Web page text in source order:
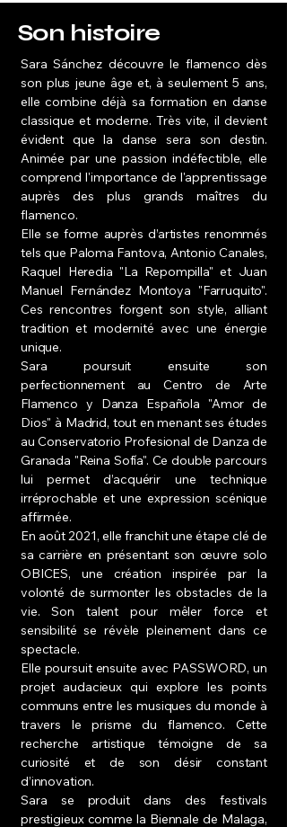
Son histoire
Sara Sánchez découvre le flamenco dès
son plus jeune âge et, à seulement 5 ans,
elle combine déjà sa formation en danse
classique et moderne. Très vite, il devient
évident que la danse sera son destin.
Animée par une passion indéfectible, elle
comprend l'importance de l'apprentissage
auprès des plus grands maîtres du
flamenco.
Elle se forme auprès d’artistes renommés
tels que Paloma Fantova, Antonio Canales,
Raquel Heredia "La Repompilla" et Juan
Manuel Fernández Montoya "Farruquito".
Ces rencontres forgent son style, alliant
tradition et modernité avec une énergie
unique.
Sara poursuit ensuite son
perfectionnement au Centro de Arte
Flamenco y Danza Española "Amor de
Dios" à Madrid, tout en menant ses études
au Conservatorio Profesional de Danza de
Granada "Reina Sofía". Ce double parcours
lui permet d’acquérir une technique
irréprochable et une expression scénique
affirmée.
En août 2021, elle franchit une étape clé de
sa carrière en présentant son œuvre solo
OBICES, une création inspirée par la
volonté de surmonter les obstacles de la
vie. Son talent pour mêler force et
sensibilité se révèle pleinement dans ce
spectacle.
Elle poursuit ensuite avec PASSWORD, un
projet audacieux qui explore les points
communs entre les musiques du monde à
travers le prisme du flamenco. Cette
recherche artistique témoigne de sa
curiosité et de son désir constant
d’innovation.
Sara se produit dans des festivals
prestigieux comme la Biennale de Malaga,